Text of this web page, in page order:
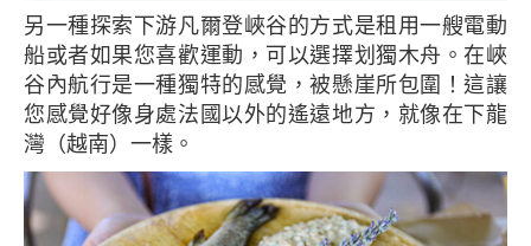
另一種探索下游凡爾登峽谷的方式是租用一艘電動
船或者如果您喜歡運動，可以選擇划獨木舟。在峽
谷內航行是一種獨特的感覺，被懸崖所包圍！這讓
您感覺好像身處法國以外的遙遠地方，就像在下龍
灣（越南）一樣。